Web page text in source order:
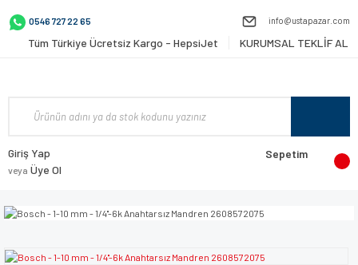
0546 727 22 65 info@ustapazar.com
Tüm Türkiye Ücretsiz Kargo - HepsiJet KURUMSAL TEKLİF AL
Giriş Yap
veya Üye Ol
Sepetim